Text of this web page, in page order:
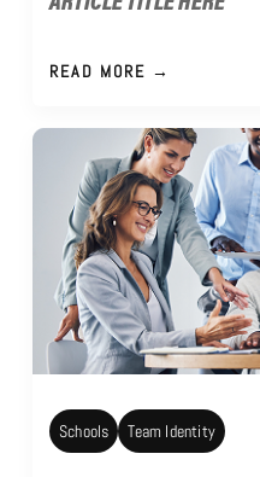
READ MORE →
Schools Team Identity